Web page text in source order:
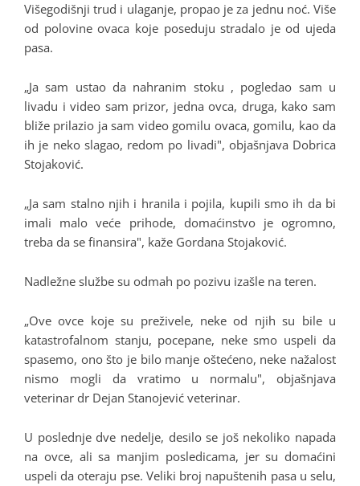
Višegodišnji trud i ulaganje, propao je za jednu noć. Više
od polovine ovaca koje poseduju stradalo je od ujeda
pasa.
„Ja sam ustao da nahranim stoku , pogledao sam u
livadu i video sam prizor, jedna ovca, druga, kako sam
bliže prilazio ja sam video gomilu ovaca, gomilu, kao da
ih je neko slagao, redom po livadi", objašnjava Dobrica
Stojaković.
„Ja sam stalno njih i hranila i pojila, kupili smo ih da bi
imali malo veće prihode, domaćinstvo je ogromno,
treba da se finansira", kaže Gordana Stojaković.
Nadležne službe su odmah po pozivu izašle na teren.
„Ove ovce koje su preživele, neke od njih su bile u
katastrofalnom stanju, pocepane, neke smo uspeli da
spasemo, ono što je bilo manje oštećeno, neke nažalost
nismo mogli da vratimo u normalu", objašnjava
veterinar dr Dejan Stanojević veterinar.
U poslednje dve nedelje, desilo se još nekoliko napada
na ovce, ali sa manjim posledicama, jer su domaćini
uspeli da oteraju pse. Veliki broj napuštenih pasa u selu,